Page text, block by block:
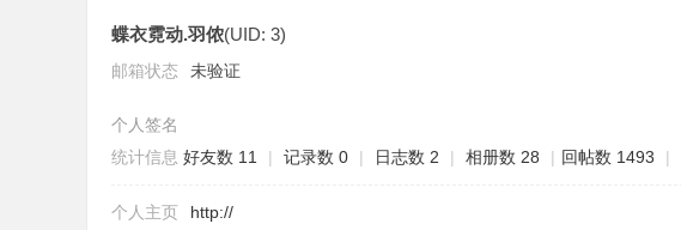
蝶衣霓动.羽侬(UID: 3)
邮箱状态 未验证
个人签名
统计信息 好友数 11 | 记录数 0 | 日志数 2 | 相册数 28 | 回帖数 1493 |
个人主页 http://